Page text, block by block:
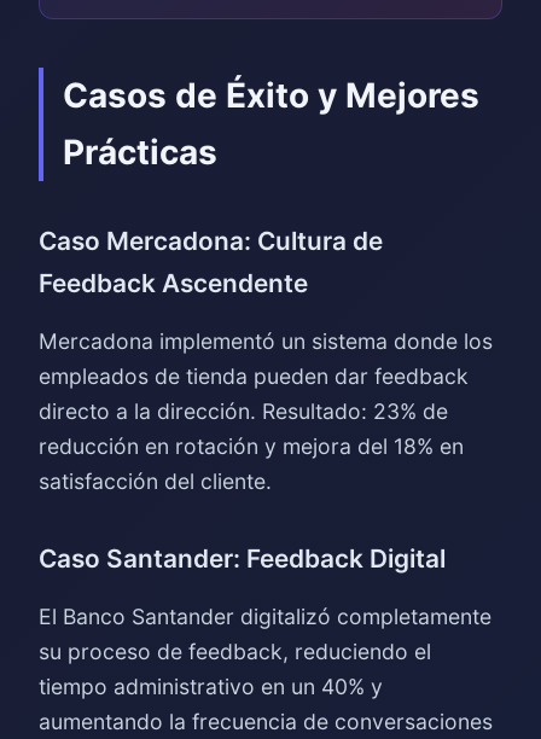
Casos de Éxito y Mejores
Prácticas
Caso Mercadona: Cultura de
Feedback Ascendente
Mercadona implementó un sistema donde los
empleados de tienda pueden dar feedback
directo a la dirección. Resultado: 23% de
reducción en rotación y mejora del 18% en
satisfacción del cliente.
Caso Santander: Feedback Digital
El Banco Santander digitalizó completamente
su proceso de feedback, reduciendo el
tiempo administrativo en un 40% y
aumentando la frecuencia de conversaciones